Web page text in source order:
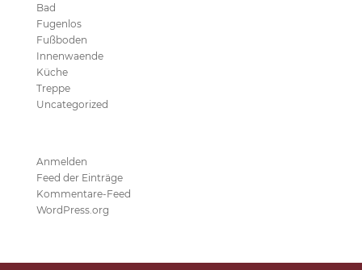
Bad
Fugenlos
Fußboden
Innenwaende
Küche
Treppe
Uncategorized
Anmelden
Feed der Einträge
Kommentare-Feed
WordPress.org